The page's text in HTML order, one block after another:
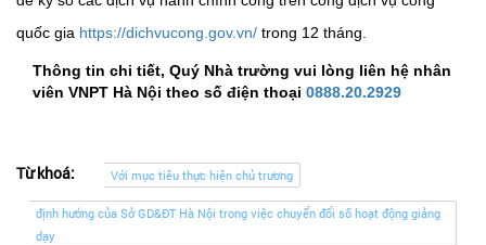
quốc gia https://dichvucong.gov.vn/ trong 12 tháng.
Thông tin chi tiết, Quý Nhà trường vui lòng liên hệ nhân
viên VNPT Hà Nội theo số điện thoại 0888.20.2929
Từ khoá: Với mục tiêu thực hiện chủ trương
định hướng của Sở GD&ĐT Hà Nội trong việc chuyển đổi số hoạt động giảng
dạy